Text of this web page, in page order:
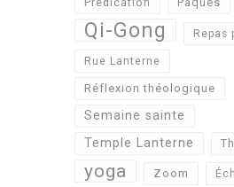
Prédication
Qi-Gong Repas
Rue Lanterne
Réflexion théologique
Semaine sainte
Temple Lanterne
yoga Zoom